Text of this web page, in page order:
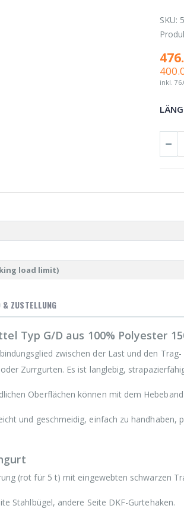
SKU:
inkl.
load limit)
& ZUSTELLUNG
Typ G/D aus 100% Polyester
zwischen der Last und den
Zurrgurten. Es ist langlebig,
Oberflächen können mit dem
und geschmeidig, einfach zu
(rot für 5 t) mit eingewebten schwarzen
Stahlbügel, andere Seite DKF-Gurtehaken.